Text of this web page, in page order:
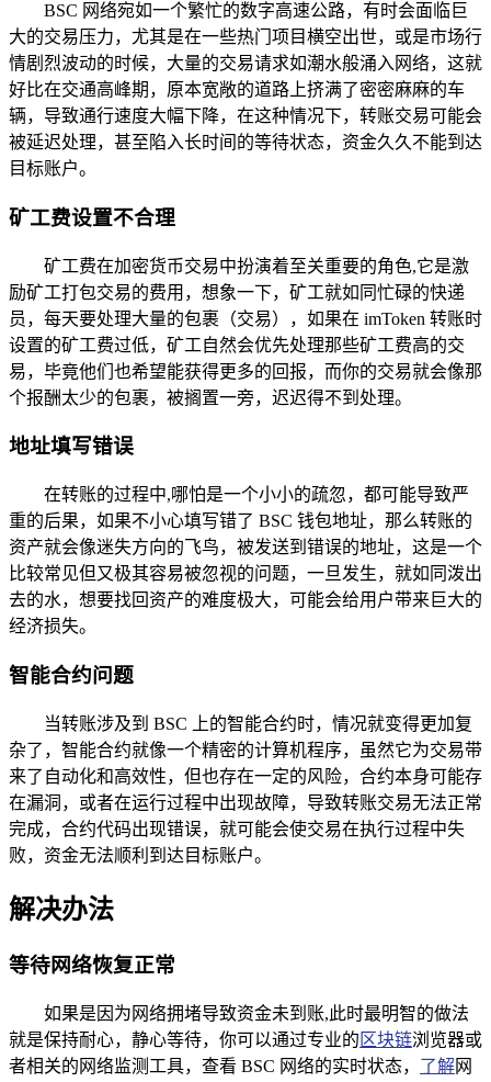
BSC 网络宛如一个繁忙的数字高速公路，有时会面临巨
大的交易压力，尤其是在一些热门项目横空出世，或是市场行
情剧烈波动的时候，大量的交易请求如潮水般涌入网络，这就
好比在交通高峰期，原本宽敞的道路上挤满了密密麻麻的车
辆，导致通行速度大幅下降，在这种情况下，转账交易可能会
被延迟处理，甚至陷入长时间的等待状态，资金久久不能到达
目标账户。
矿工费设置不合理
矿工费在加密货币交易中扮演着至关重要的角色,它是激
励矿工打包交易的费用，想象一下，矿工就如同忙碌的快递
员，每天要处理大量的包裹（交易），如果在 imToken 转账时
设置的矿工费过低，矿工自然会优先处理那些矿工费高的交
易，毕竟他们也希望能获得更多的回报，而你的交易就会像那
个报酬太少的包裹，被搁置一旁，迟迟得不到处理。
地址填写错误
在转账的过程中,哪怕是一个小小的疏忽，都可能导致严
重的后果，如果不小心填写错了 BSC 钱包地址，那么转账的
资产就会像迷失方向的飞鸟，被发送到错误的地址，这是一个
比较常见但又极其容易被忽视的问题，一旦发生，就如同泼出
去的水，想要找回资产的难度极大，可能会给用户带来巨大的
经济损失。
智能合约问题
当转账涉及到 BSC 上的智能合约时，情况就变得更加复
杂了，智能合约就像一个精密的计算机程序，虽然它为交易带
来了自动化和高效性，但也存在一定的风险，合约本身可能存
在漏洞，或者在运行过程中出现故障，导致转账交易无法正常
完成，合约代码出现错误，就可能会使交易在执行过程中失
败，资金无法顺利到达目标账户。
解决办法
等待网络恢复正常
如果是因为网络拥堵导致资金未到账,此时最明智的做法
就是保持耐心，静心等待，你可以通过专业的 区块链浏览器或
者相关的网络监测工具，查看 BSC 网络的实时状态， 了解网